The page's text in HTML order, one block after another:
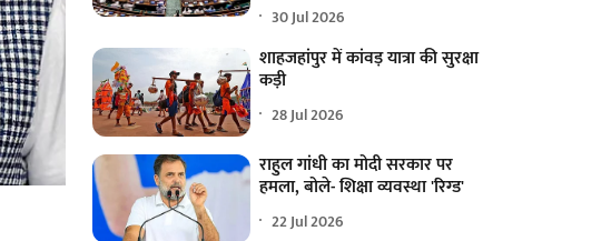
30 Jul 2026
शाहजहांपुर में कांवड़ यात्रा की सुरक्षा
कड़ी
28 Jul 2026
राहुल गांधी का मोदी सरकार पर
हमला, बोले- शिक्षा व्यवस्था 'रिग्ड'
22 Jul 2026